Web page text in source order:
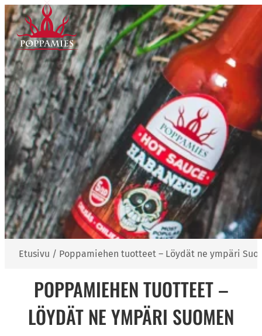
Siirry
sisältöön
Etusivu / Poppamiehen tuotteet – Löydät ne ympäri
POPPAMIEHEN TUOTTEET –
LÖYDÄT NE YMPÄRI SUOMEN